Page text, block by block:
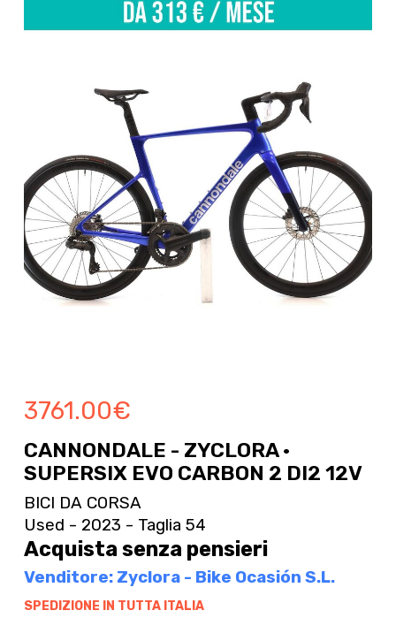
3761.00€
CANNONDALE - ZYCLORA ·
SUPERSIX EVO CARBON 2 DI2 12V
BICI DA CORSA
Used - 2023 - Taglia 54
Acquista senza pensieri
Venditore: Zyclora - Bike Ocasión S.L.
SPEDIZIONE IN TUTTA ITALIA